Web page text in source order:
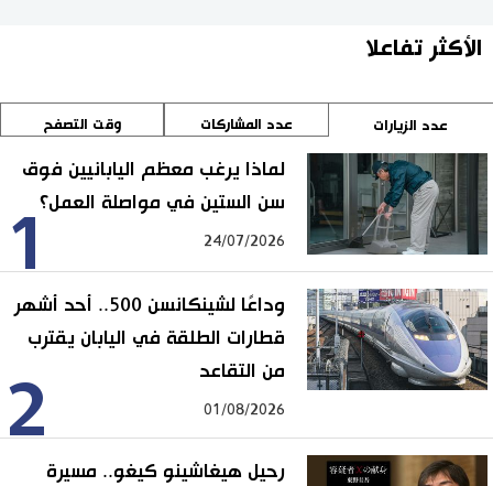
الأكثر تفاعلا
عدد الزيارات عدد المشاركات وقت التصفح
1
لماذا يرغب معظم اليابانيين فوق
سن الستين في مواصلة العمل؟
24/07/2026
2
وداعًا لشينكانسن 500.. أحد أشهر
قطارات الطلقة في اليابان يقترب
من التقاعد
01/08/2026
رحيل هيغاشينو كيغو.. مسيرة